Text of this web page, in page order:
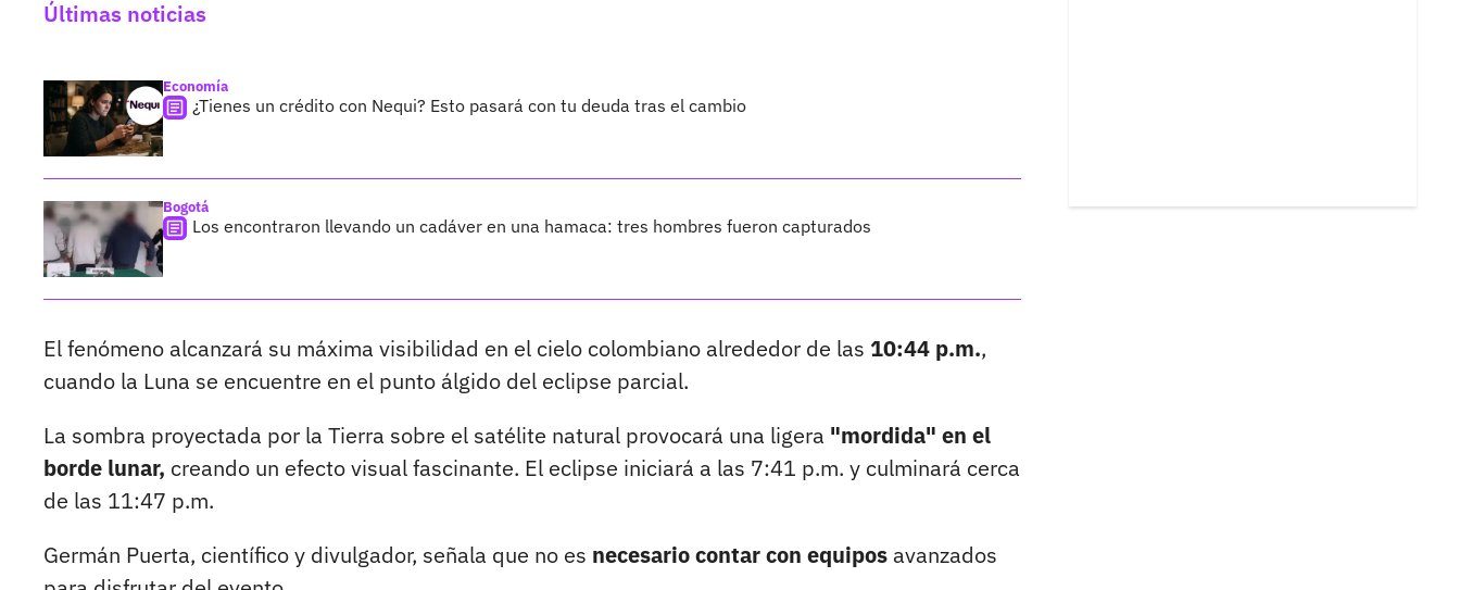
Últimas noticias
Economía
¿Tienes un crédito con Nequi? Esto pasará con tu deuda tras el cambio
Bogotá
Los encontraron llevando un cadáver en una hamaca: tres hombres fueron capturados
El fenómeno alcanzará su máxima visibilidad en el cielo colombiano alrededor de las 10:44 p.m.,
cuando la Luna se encuentre en el punto álgido del eclipse parcial.
La sombra proyectada por la Tierra sobre el satélite natural provocará una ligera "mordida" en el
borde lunar, creando un efecto visual fascinante. El eclipse iniciará a las 7:41 p.m. y culminará cerca
de las 11:47 p.m.
Germán Puerta, científico y divulgador, señala que no es necesario contar con equipos avanzados